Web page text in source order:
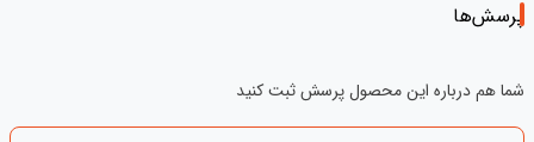
پرسش‌ها
شما هم درباره این محصول پرسش ثبت کنید